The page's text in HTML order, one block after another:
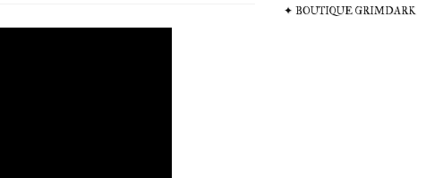
✦ BOUTIQUE GRIMDARK